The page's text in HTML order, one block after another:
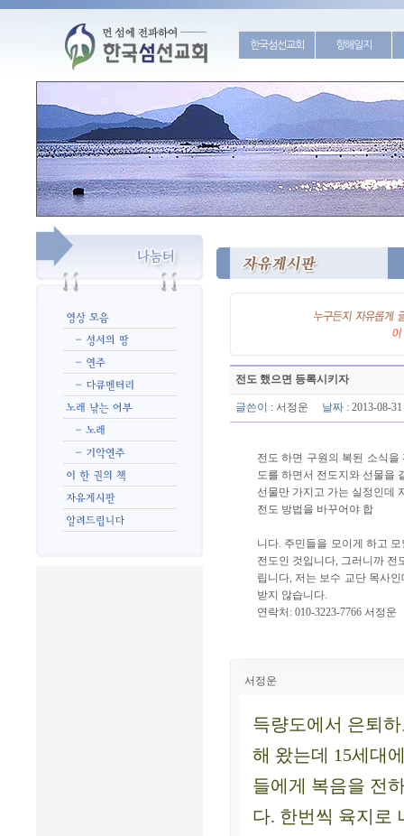
한국섬선교회 항해일지
전도 했으면 등록시키자
글쓴이 : 서정운 날짜 : 2013-08-
전도 하면 구원의 복된 소식
도를 하면서 전도지와 선물을
선물만 가지고 가는 실정인데
전도 방법을 바꾸어야 합
니다. 주민들을 모이게 하고
전도인 것입니다, 그러니까 전
립니다, 저는 보수 교단 목사
받지 않습니다.
연락처: 010-3223-7766 서정운
서정운
득량도에서 은퇴
해 왔는데 15세대
들에게 복음을 전
다. 한번씩 육지로